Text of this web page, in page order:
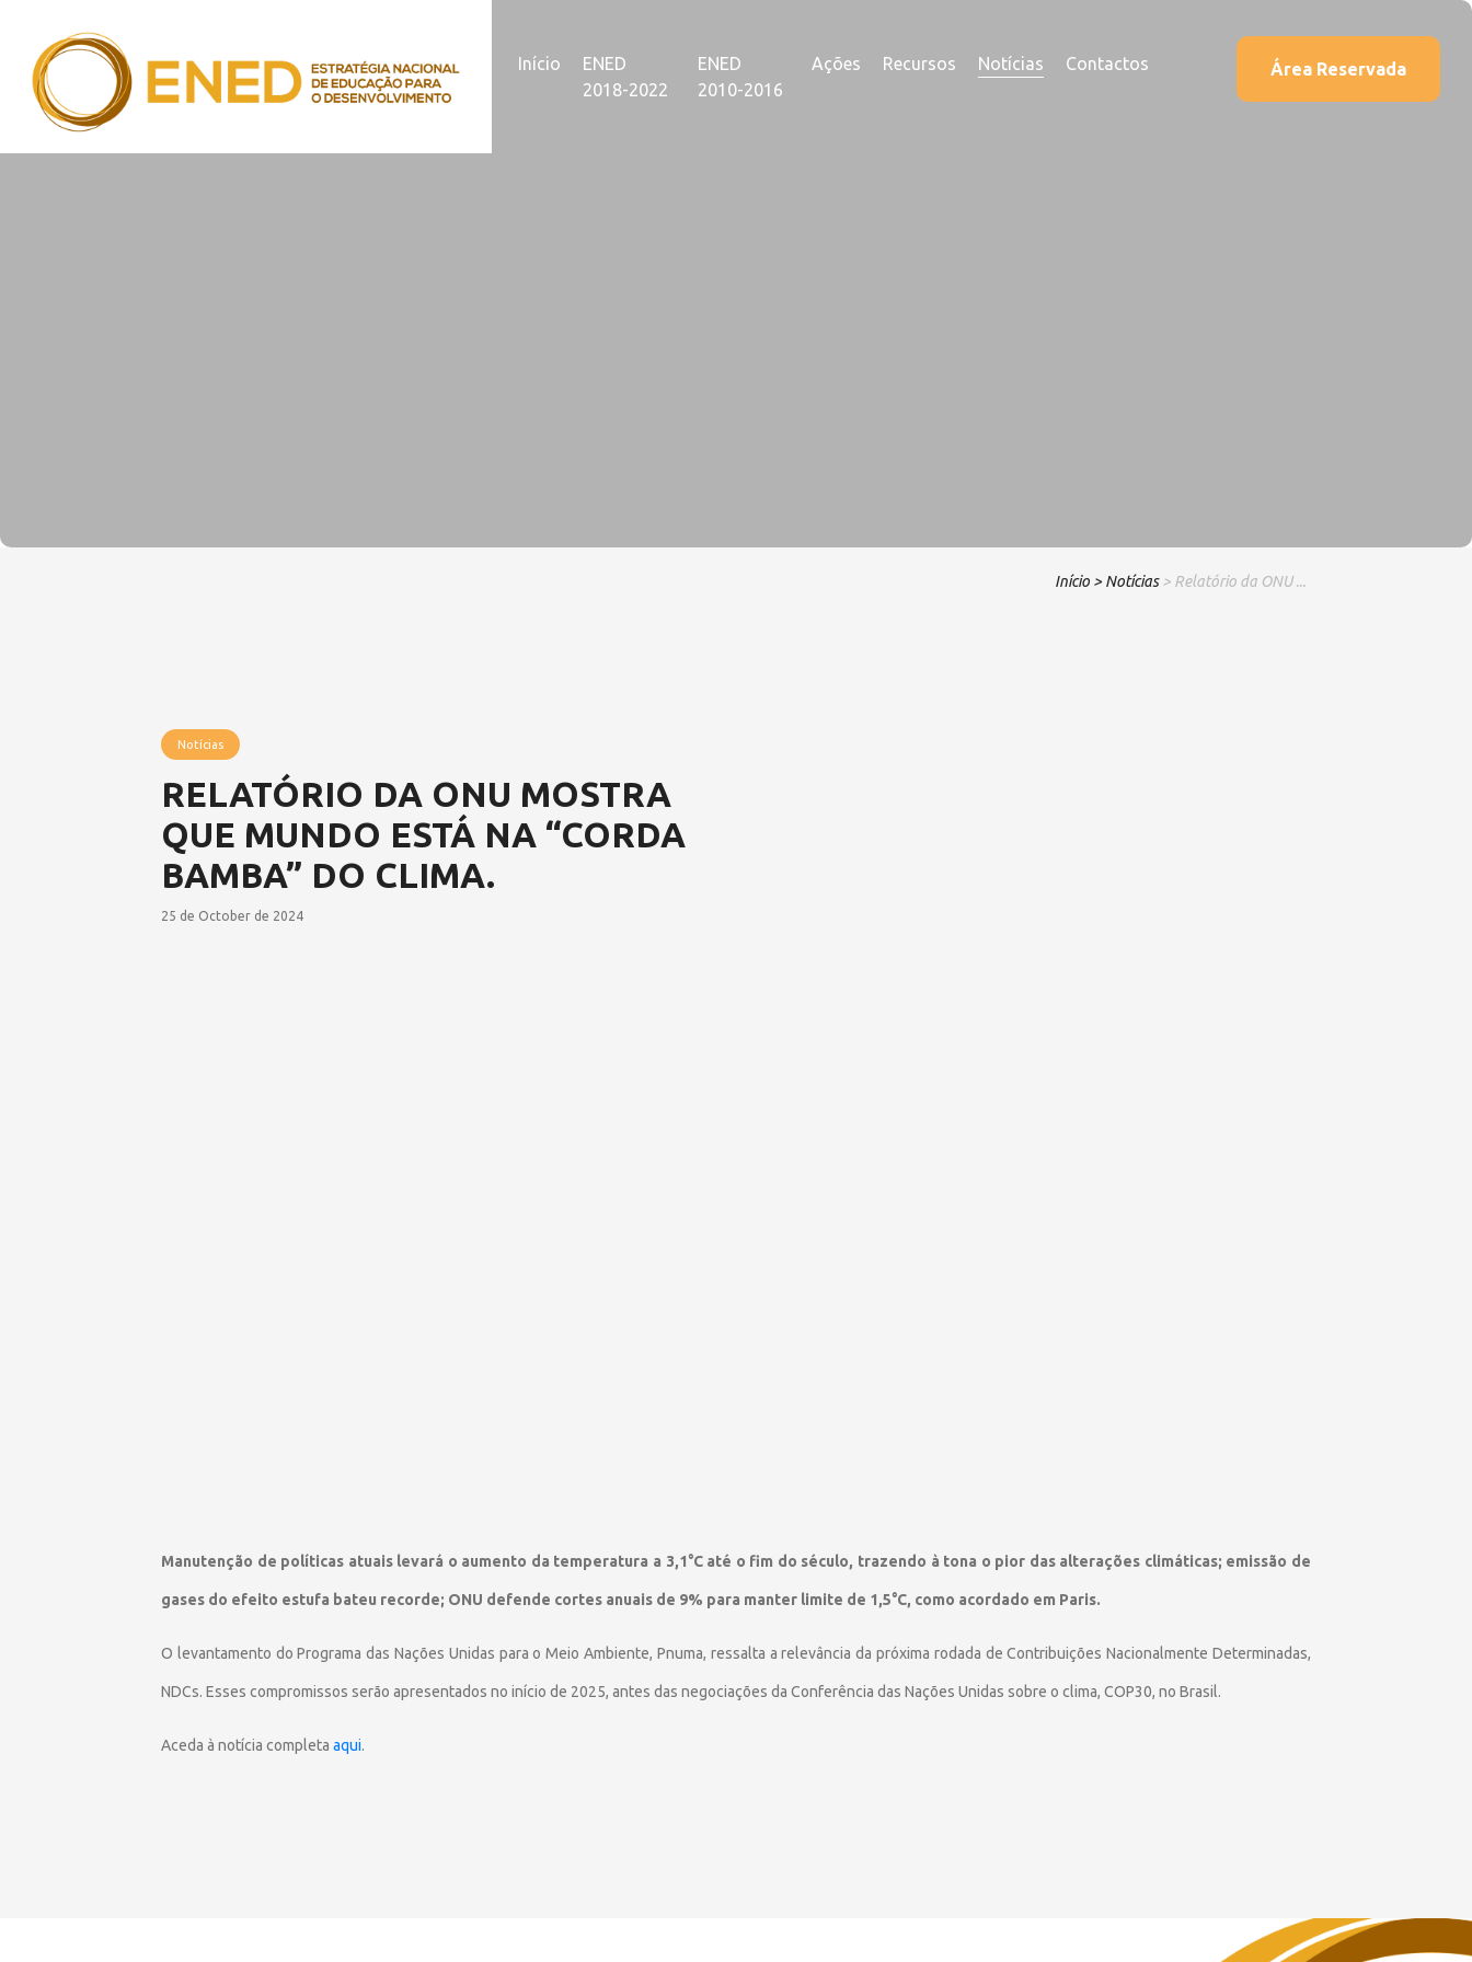
Início
ENED
2018-2022
ENED
2010-2016
Ações Recursos Notícias Contactos Área Reservada
Início > Notícias > Relatório da ONU ...
Notícias
RELATÓRIO DA ONU MOSTRA
QUE MUNDO ESTÁ NA “CORDA
BAMBA” DO CLIMA.
25 de October de 2024
Manutenção de políticas atuais levará o aumento da temperatura a 3,1°C até o fim do século, trazendo à tona o pior das alterações climáticas; emissão de
gases do efeito estufa bateu recorde; ONU defende cortes anuais de 9% para manter limite de 1,5°C, como acordado em Paris.
O levantamento do Programa das Nações Unidas para o Meio Ambiente, Pnuma, ressalta a relevância da próxima rodada de Contribuições Nacionalmente Determinadas,
NDCs. Esses compromissos serão apresentados no início de 2025, antes das negociações da Conferência das Nações Unidas sobre o clima, COP30, no Brasil.
Aceda à notícia completa aqui.